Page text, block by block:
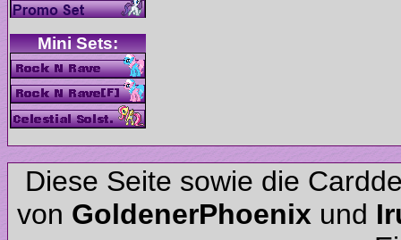
Diese Seite sowie die
von
und